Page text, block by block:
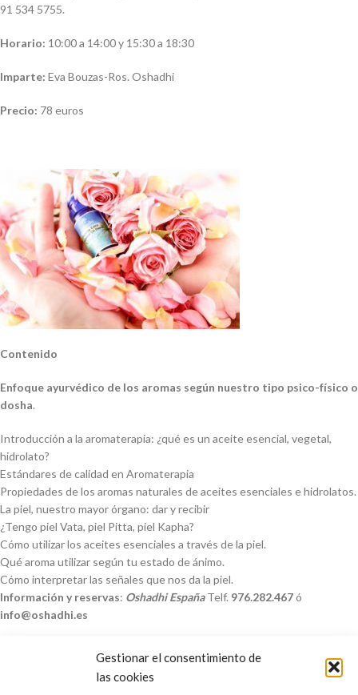
Gestionar el consentimiento de
las cookies
91 534 5755.
Horario: 10:00 a 14:00 y 15:30 a 18:30
Imparte: Eva Bouzas-Ros. Oshadhi
Precio: 78 euros
Contenido
Enfoque ayurvédico de los aromas según nuestro tipo psico-físico o
dosha.
Introducción a la aromaterapia: ¿qué es un aceite esencial, vegetal,
hidrolato?
Estándares de calidad en Aromaterapia
Propiedades de los aromas naturales de aceites esenciales e hidrolatos.
La piel, nuestro mayor órgano: dar y recibir
¿Tengo piel Vata, piel Pitta, piel Kapha?
Cómo utilizar los aceites esenciales a través de la piel.
Qué aroma utilizar según tu estado de ánimo.
Cómo interpretar las señales que nos da la piel.
Información y reservas: Oshadhi EspañaTelf. 976.282.467ó
info@oshadhi.es